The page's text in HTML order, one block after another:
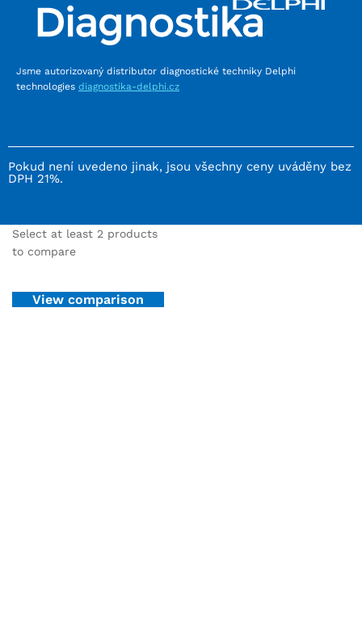
Jsme autorizovaný distributor diagnostické techniky Delphi
technologies diagnostika-delphi.cz
Pokud není uvedeno jinak, jsou všechny ceny uváděny bez
DPH 21%.
Select at least 2 products
to compare
View comparison